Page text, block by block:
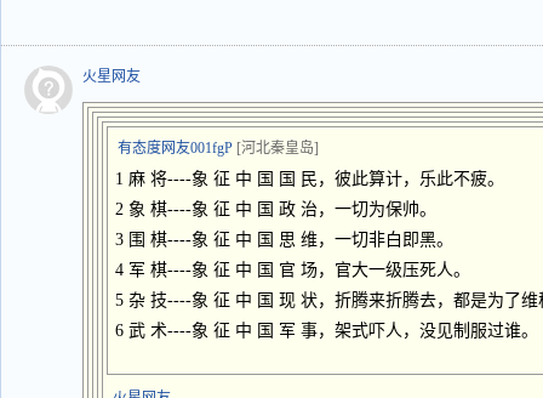
火星网友
有态度网友001fgP [河北秦皇岛]
1 麻 将----象 征 中 国 国 民，彼此算计，乐此不疲。
2 象 棋----象 征 中 国 政 治，一切为保帅。
3 围 棋----象 征 中 国 思 维，一切非白即黑。
4 军 棋----象 征 中 国 官 场，官大一级压死人。
5 杂 技----象 征 中 国 现 状，折腾来折腾去，都是为了维
6 武 术----象 征 中 国 军 事，架式吓人，没见制服过谁。